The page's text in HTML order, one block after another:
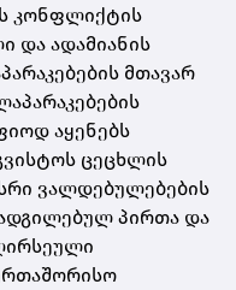
კონფლიქტის
და ადამიანის
მთავარ
აყენებს
ცეცხლის
ვალდებულებების
პირთა და